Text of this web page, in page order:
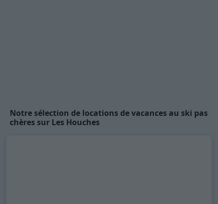
Notre sélection de locations de vacances au ski pas
chères sur Les Houches